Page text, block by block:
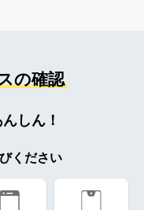
の確認
しん！
ください